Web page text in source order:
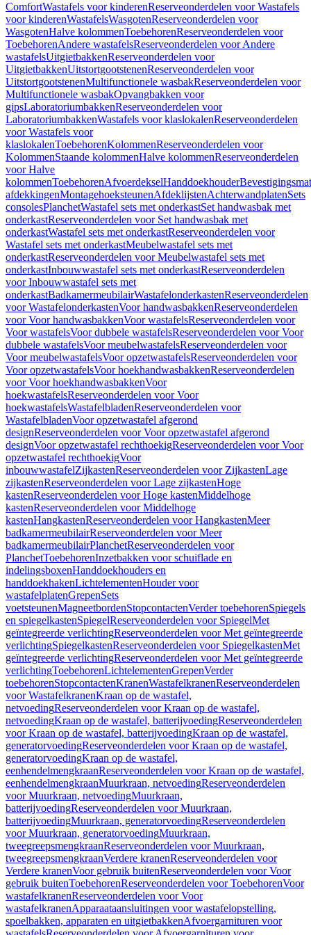
ComfortWastafels voor kinderenReserveonderdelen voor Wastafels
voor kinderenWastafelsWasgotenReserveonderdelen voor
WasgotenHalve kolommenToebehorenReserveonderdelen voor
ToebehorenAndere wastafelsReserveonderdelen voor Andere
wastafelsUitgietbakkenReserveonderdelen voor
UitgietbakkenUitstortgootstenenReserveonderdelen voor
UitstortgootstenenMultifunctionele wasbakReserveonderdelen voor
Multifunctionele wasbakOpvangbakken voor
gipsLaboratoriumbakkenReserveonderdelen voor
LaboratoriumbakkenWastafels voor klaslokalenReserveonderdelen
voor Wastafels voor
klaslokalenToebehorenKolommenReserveonderdelen voor
KolommenStaande kolommenHalve kolommenReserveonderdelen
voor Halve
kolommenToebehorenAfvoerdekselHanddoekhouder
afdekkingenMontagehoeksteunenAfdeklijstenAchterwandplatenSets
consolesPlanchetWastafel sets met onderkastSet handwasbak met
onderkastReserveonderdelen voor Set handwasbak met
onderkastWastafel sets met onderkastReserveonderdelen voor
Wastafel sets met onderkastMeubelwastafel sets met
onderkastReserveonderdelen voor Meubelwastafel sets met
onderkastInbouwwastafel sets met onderkastReserveonderdelen
voor Inbouwwastafel sets met
onderkastBadkamermeubilairWastafelonderkastenReserveonderdelen
voor WastafelonderkastenVoor handwasbakkenReserveonderdelen
voor Voor handwasbakkenVoor wastafelsReserveonderdelen voor
Voor wastafelsVoor dubbele wastafelsReserveonderdelen voor Voor
dubbele wastafelsVoor meubelwastafelsReserveonderdelen voor
Voor meubelwastafelsVoor opzetwastafelsReserveonderdelen voor
Voor opzetwastafelsVoor hoekhandwasbakkenReserveonderdelen
voor Voor hoekhandwasbakkenVoor
hoekwastafelsReserveonderdelen voor Voor
hoekwastafelsWastafelbladenReserveonderdelen voor
WastafelbladenVoor opzetwastafel afgerond
designReserveonderdelen voor Voor opzetwastafel afgerond
designVoor opzetwastafel rechthoekigReserveonderdelen voor Voor
opzetwastafel rechthoekigVoor
inbouwwastafelZijkastenReserveonderdelen voor ZijkastenLage
zijkastenReserveonderdelen voor Lage zijkastenHoge
kastenReserveonderdelen voor Hoge kastenMiddelhoge
kastenReserveonderdelen voor Middelhoge
kastenHangkastenReserveonderdelen voor HangkastenMeer
badkamermeubilairReserveonderdelen voor Meer
badkamermeubilairPlanchetReserveonderdelen voor
PlanchetToebehorenInzetbakken voor schuiflade en
indelingsboxenHanddoekhouders en
handdoekhakenLichtelementenHouder voor
wastafelplatenGrepenSets
voetsteunenMagneetbordenStopcontactenVerder toebehorenSpiegels
en spiegelkastenSpiegelReserveonderdelen voor SpiegelMet
geïntegreerde verlichtingReserveonderdelen voor Met geïntegreerde
verlichtingSpiegelkastenReserveonderdelen voor SpiegelkastenMet
geïntegreerde verlichtingReserveonderdelen voor Met geïntegreerde
verlichtingToebehorenLichtelementenGrepenVerder
toebehorenStopcontactenKranenWastafelkranenReserveonderdelen
voor WastafelkranenKraan op de wastafel,
netvoedingReserveonderdelen voor Kraan op de wastafel,
netvoedingKraan op de wastafel, batterijvoedingReserveonderdelen
voor Kraan op de wastafel, batterijvoedingKraan op de wastafel,
generatorvoedingReserveonderdelen voor Kraan op de wastafel,
generatorvoedingKraan op de wastafel,
eenhendelmengkraanReserveonderdelen voor Kraan op de wastafel,
eenhendelmengkraanMuurkraan, netvoedingReserveonderdelen
voor Muurkraan, netvoedingMuurkraan,
batterijvoedingReserveonderdelen voor Muurkraan,
batterijvoedingMuurkraan, generatorvoedingReserveonderdelen
voor Muurkraan, generatorvoedingMuurkraan,
tweegreepsmengkraanReserveonderdelen voor Muurkraan,
tweegreepsmengkraanVerdere kranenReserveonderdelen voor
Verdere kranenVoor gebruik buitenReserveonderdelen voor Voor
gebruik buitenToebehorenReserveonderdelen voor ToebehorenVoor
wastafelkranenReserveonderdelen voor Voor
wastafelkranenApparaataansluitingen voor wastafelopstelling,
spoelbakken, apparaten en uitgietbakkenAfvoergarnituren voor